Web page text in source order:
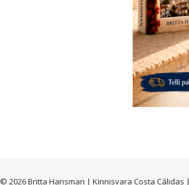
© 2026 Britta Hansman | Kinnisvara Costa Cálidas |